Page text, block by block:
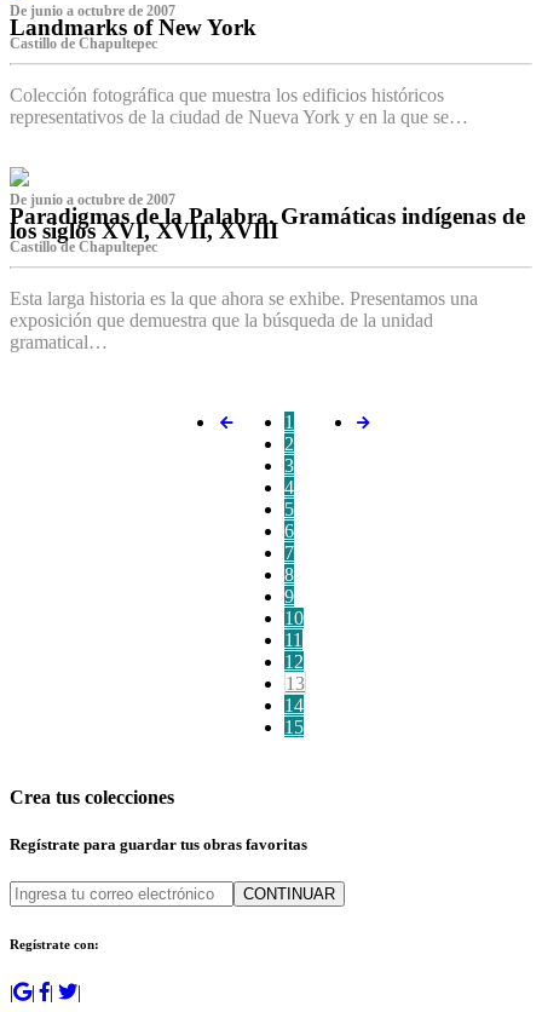
De junio a octubre de 2007
Landmarks of New York
Castillo de Chapultepec
Colección fotográfica que muestra los edificios históricos
representativos de la ciudad de Nueva York y en la que se…
De junio a octubre de 2007
Paradigmas de la Palabra. Gramáticas indígenas de
los siglos XVI, XVII, XVIII
Castillo de Chapultepec
Esta larga historia es la que ahora se exhibe. Presentamos una
exposición que demuestra que la búsqueda de la unidad
gramatical…
1
2
3
4
5
6
7
8
9
10
11
12
13
14
15
Crea tus colecciones
Regístrate para guardar tus obras favoritas
CONTINUAR
Regístrate con:
| | | |